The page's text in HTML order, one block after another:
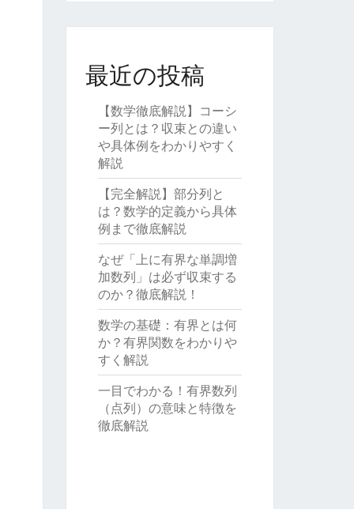
最近の投稿
【数学徹底解説】コーシ
ー列とは？収束との違い
や具体例をわかりやすく
解説
【完全解説】部分列と
は？数学的定義から具体
例まで徹底解説
なぜ「上に有界な単調増
加数列」は必ず収束する
のか？徹底解説！
数学の基礎：有界とは何
か？有界関数をわかりや
すく解説
一目でわかる！有界数列
（点列）の意味と特徴を
徹底解説